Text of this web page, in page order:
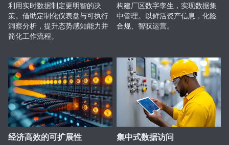
利用实时数据制定更明智的决
策。借助定制化仪表盘与可执行
洞察分析，提升态势感知能力并
简化工作流程。
构建厂区数字孪生，实现数据集
中管理。以鲜活资产信息，化险
合规、智驭运营。
经济高效的可扩展性 集中式数据访问